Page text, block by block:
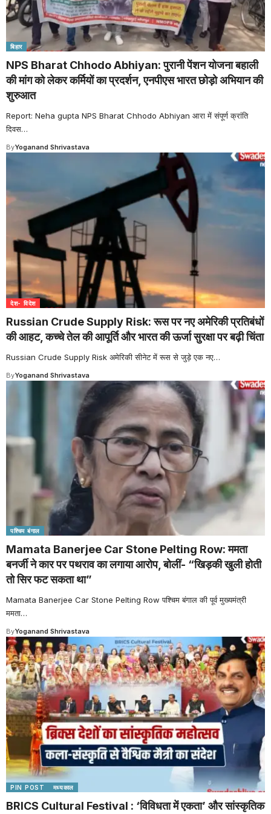
बिहार
NPS Bharat Chhodo Abhiyan: पुरानी पेंशन योजना बहाली
की मांग को लेकर कर्मियों का प्रदर्शन, एनपीएस भारत छोड़ो अभियान की
शुरुआत
Report: Neha gupta NPS Bharat Chhodo Abhiyan आरा में संपूर्ण क्रांति
दिवस…
ByYoganand Shrivastava
देश- विदेश
Russian Crude Supply Risk: रूस पर नए अमेरिकी प्रतिबंधों
की आहट, कच्चे तेल की आपूर्ति और भारत की ऊर्जा सुरक्षा पर बढ़ी चिंता
Russian Crude Supply Risk अमेरिकी सीनेट में रूस से जुड़े एक नए…
ByYoganand Shrivastava
पश्चिम बंगाल
Mamata Banerjee Car Stone Pelting Row: ममता
बनर्जी ने कार पर पथराव का लगाया आरोप, बोलीं- “खिड़की खुली होती
तो सिर फट सकता था”
Mamata Banerjee Car Stone Pelting Row पश्चिम बंगाल की पूर्व मुख्यमंत्री
ममता…
ByYoganand Shrivastava
PIN POST मध्यकाल
BRICS Cultural Festival : ‘विविधता में एकता’ और सांस्कृतिक